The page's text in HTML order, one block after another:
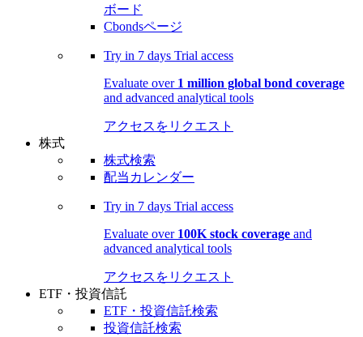
ボード
Cbondsページ
Try in 7 days Trial access
Evaluate over 1 million global bond coverage
and advanced analytical tools
アクセスをリクエスト
株式
株式検索
配当カレンダー
Try in 7 days Trial access
Evaluate over 100K stock coverage and
advanced analytical tools
アクセスをリクエスト
ETF・投資信託
ETF・投資信託検索
投資信託検索